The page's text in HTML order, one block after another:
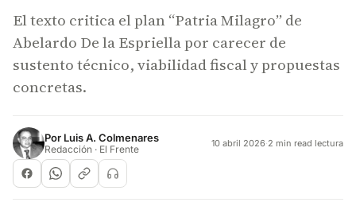
El texto critica el plan “Patria Milagro” de
Abelardo De la Espriella por carecer de
sustento técnico, viabilidad fiscal y propuestas
concretas.
Por Luis A. Colmenares
Redacción · El Frente 10 abril 2026·2 min read lectura